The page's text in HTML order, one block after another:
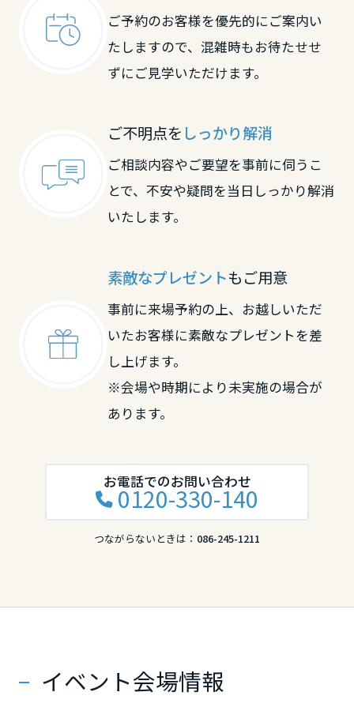
ご予約のお客様を優先的にご案内い
たしますので、混雑時もお待たせせ
ずにご見学いただけます。
ご不明点を しっかり解消
ご相談内容やご要望を事前に伺うこ
とで、不安や疑問を当日しっかり解消
いたします。
素敵なプレゼントもご用意
事前に来場予約の上、お越しいただ
いたお客様に素敵なプレゼントを差
し上げます。
※会場や時期により未実施の場合が
あります。
お電話でのお問い合わせ
0120-330-140
つながらないときは： 086-245-1211
イベント会場情報
大阪府
奈良県
香川県
愛媛県